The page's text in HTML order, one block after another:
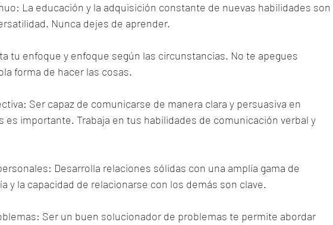
La educación y la adquisición constante de nuevas habilidades son
Nunca dejes de aprender.
tu enfoque y enfoque según las circunstancias. No te apegues
forma de hacer las cosas.
Ser capaz de comunicarse de manera clara y persuasiva en
es importante. Trabaja en tus habilidades de comunicación verbal y
Desarrolla relaciones sólidas con una amplia gama de
y la capacidad de relacionarse con los demás son clave.
Ser un buen solucionador de problemas te permite abordar